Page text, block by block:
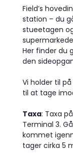
Field’s
station – du
stueetagen
Her finder du
den
Vi holder til
til at tage
Taxa: Taxa
Terminal 3.
kommet
tager cirka 5